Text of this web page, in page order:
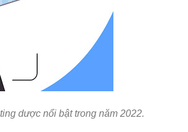
dược nổi bật trong năm 2022.